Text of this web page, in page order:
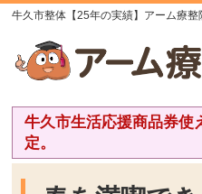
牛久市整体【25年の実績】アーム療整
牛久市生活応援商品券使
定。